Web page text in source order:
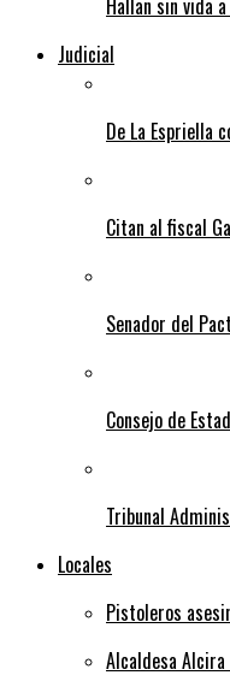
Hallan sin vida
Judicial
De La Espriella
Citan al fiscal
Senador del
Consejo de
Tribunal
Locales
Pistoleros
Alcaldesa